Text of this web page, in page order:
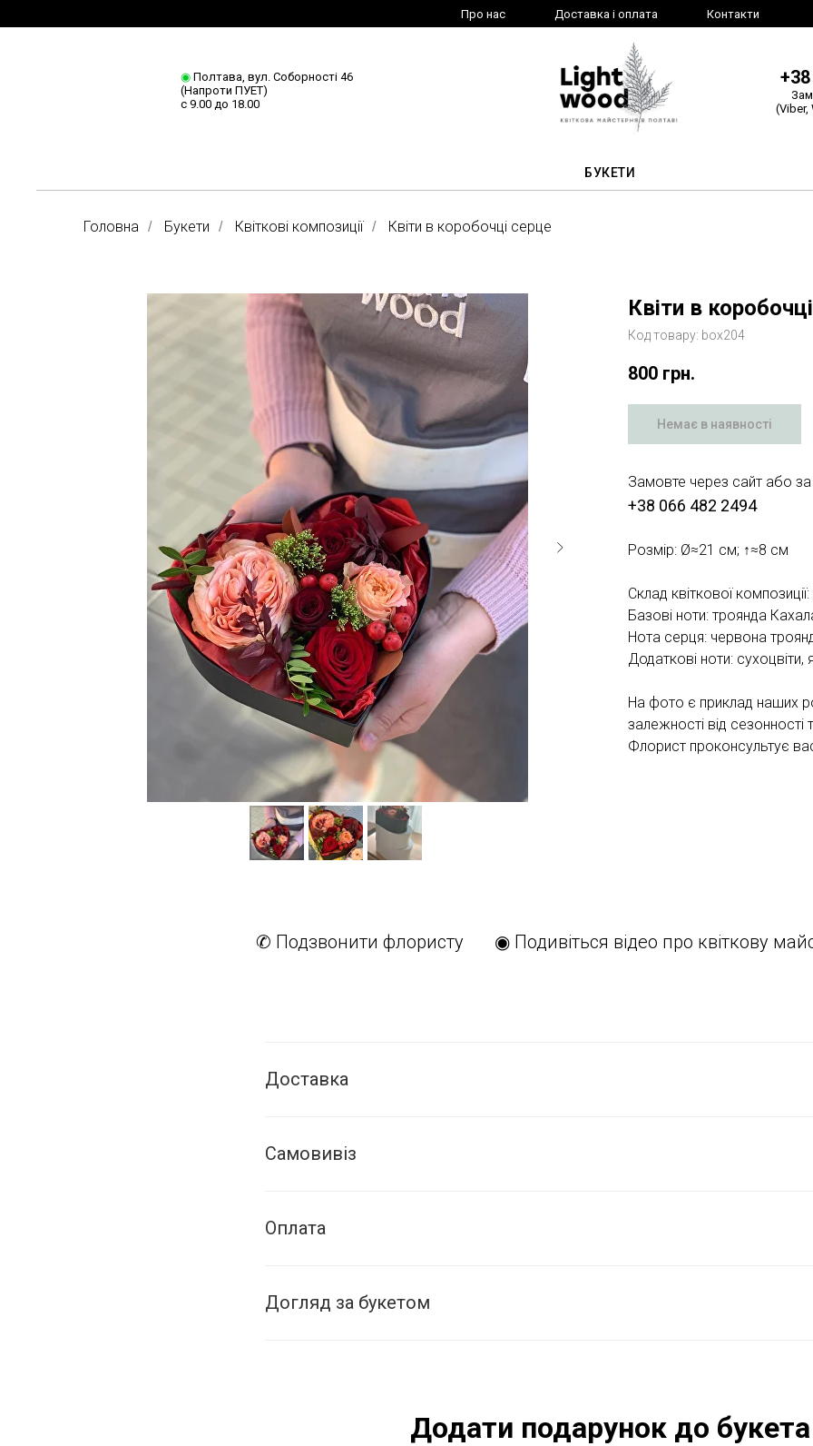
Про нас Доставка і оплата Контакти
◉Полтава, вул. Соборності 46
(Напроти ПУЕТ)
с 9.00 до 18.00
(Viber,
БУКЕТИ
Головна / Букети / Квіткові композиції / Квіти в коробочці серце
Квіти в
Код товару: box204
800 грн.
Немає в наявності
Замовте через сайт або
+38 066 482 2494
Розмір: Ø≈21 см; ↑≈8 см
Склад квіткової композиції:
Базові ноти: троянда
Нота серця: червона
Додаткові ноти: сухоцвіти,
На фото є приклад наших
залежності від
Флорист проконсультує
✆ Подзвонити флористу ◉ Подивіться відео про квіткову
Доставка
Самовивіз
Оплата
Догляд за букетом
Додати подарунок до букета